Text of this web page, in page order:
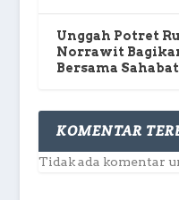
Unggah Potret
Norrawit
Bersama
KOMENTAR
Tidak ada komentar